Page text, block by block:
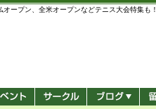
ープン、全米オープンなどテニス大会特集も！